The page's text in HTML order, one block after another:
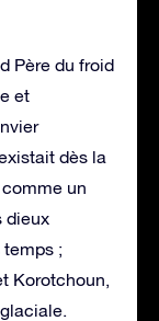
Père du froid
et
dès la
un
dieux
temps ;
Korotchoun,